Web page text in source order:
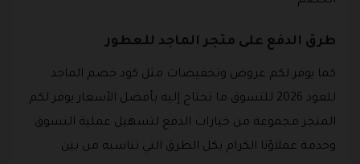
طرق الدفع على متجر الماجد للعطور
كما يوفر لكم عروض وتخفيضات مثل كود خصم الماجد
للعود 2026 للتسوق ما تحتاج إليه بأفضل الأسعار يوفر لكم
المتجر مجموعة من خيارات الدفع لتسهيل عملية التسوق
وخدمة عملاؤنا الكرام بكل الطرق التي تناسبه من بين